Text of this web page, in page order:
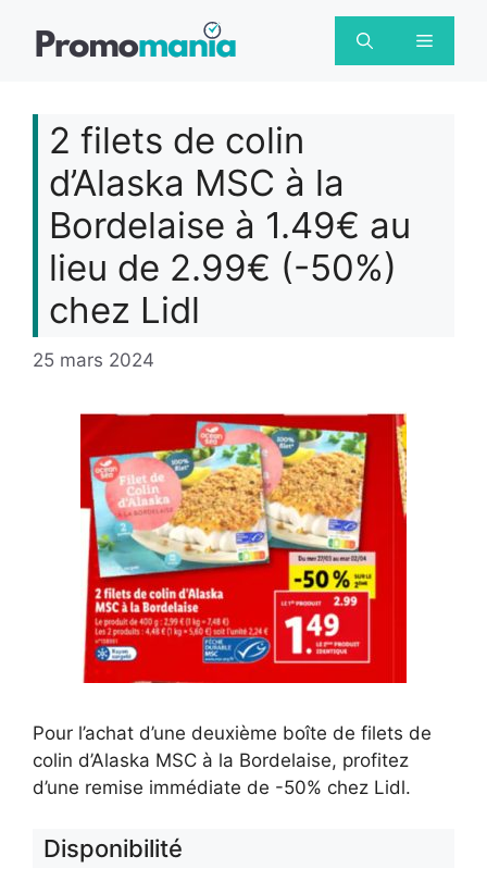
Menu
2 filets de colin
d’Alaska MSC à la
Bordelaise à 1.49€ au
lieu de 2.99€ (-50%)
chez Lidl
25 mars 2024
Pour l’achat d’une deuxième boîte de filets de
colin d’Alaska MSC à la Bordelaise, profitez
d’une remise immédiate de -50% chez Lidl.
Disponibilité